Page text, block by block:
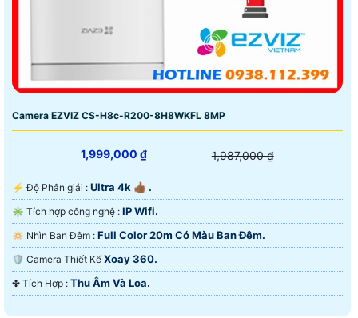
Camera EZVIZ CS-H8c-R200-8H8WKFL 8MP
1,999,000 ₫ 1,987,000 ₫
️⚡ Độ Phân giải : Ultra 4k 👍🏾 .
✳️ Tích hợp công nghệ : IP Wifi.
🔅 Nhìn Ban Đêm : Full Color 20m Có Màu Ban Ðêm.
🛡 Camera Thiết Kế Xoay 360.
️✤ Tích Hợp : Thu Âm Và Loa.